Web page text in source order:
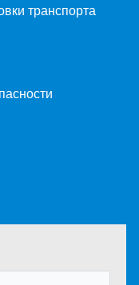
транспорта